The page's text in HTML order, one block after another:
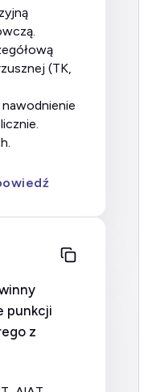
(TK,
punkcji
z